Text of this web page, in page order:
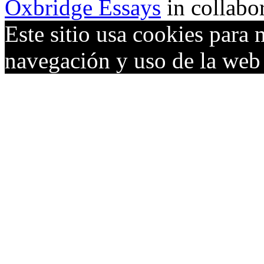
Oxbridge Essays in
Este sitio usa cookies para
navegación y uso de la